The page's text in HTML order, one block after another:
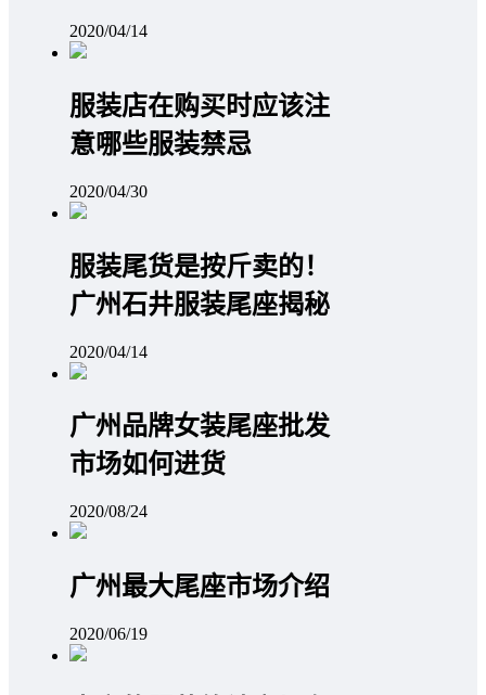
2020/04/14
服装店在购买时应该注
意哪些服装禁忌
2020/04/30
服装尾货是按斤卖的！
广州石井服装尾座揭秘
2020/04/14
广州品牌女装尾座批发
市场如何进货
2020/08/24
广州最大尾座市场介绍
2020/06/19